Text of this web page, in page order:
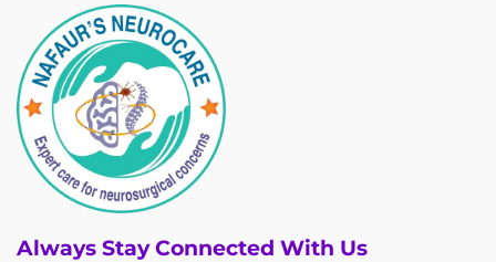
Always Stay Connected With Us